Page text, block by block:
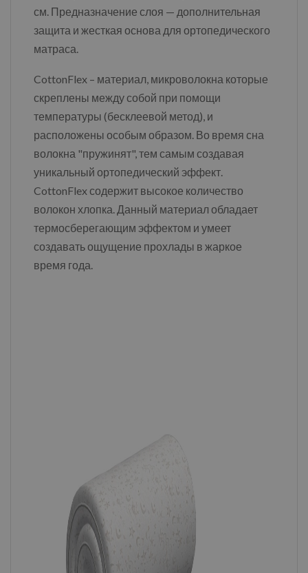
см. Предназначение слоя — дополнительная
защита и жесткая основа для ортопедического
матраса.
CottonFlex – материал, микроволокна которые
скреплены между собой при помощи
температуры (бесклеевой метод), и
расположены особым образом. Во время сна
волокна "пружинят", тем самым создавая
уникальный ортопедический эффект.
CottonFlex содержит высокое количество
волокон хлопка. Данный материал обладает
термосберегающим эффектом и умеет
создавать ощущение прохлады в жаркое
время года.